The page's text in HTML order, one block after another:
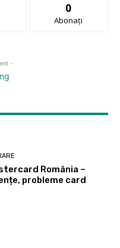
0
Abonați
-
România –
probleme card